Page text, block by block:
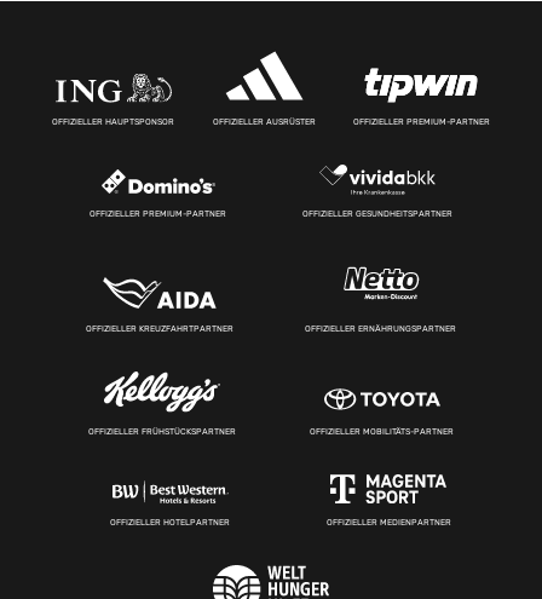
OFFIZIELLER HAUPTSPONSOR OFFIZIELLER AUSRÜSTER OFFIZIELLER PREMIUM-PARTNER
OFFIZIELLER PREMIUM-PARTNER OFFIZIELLER GESUNDHEITSPARTNER
OFFIZIELLER KREUZFAHRTPARTNER OFFIZIELLER ERNÄHRUNGSPARTNER
OFFIZIELLER FRÜHSTÜCKSPARTNER OFFIZIELLER MOBILITÄTS-PARTNER
OFFIZIELLER HOTELPARTNER OFFIZIELLER MEDIENPARTNER